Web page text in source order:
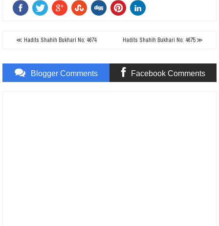
≪ Hadits Shahih Bukhari No: 4674 Hadits Shahih Bukhari No: 4675 ≫
Blogger Comments Facebook Comments